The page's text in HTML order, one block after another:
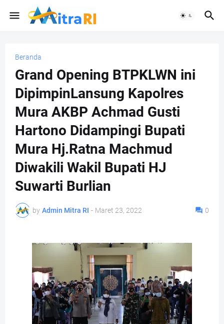
Beranda
Grand Opening BTPKLWN ini
DipimpinLansung Kapolres
Mura AKBP Achmad Gusti
Hartono Didampingi Bupati
Mura Hj.Ratna Machmud
Diwakili Wakil Bupati HJ
Suwarti Burlian
by Admin Mitra RI - Maret 23, 2022 0